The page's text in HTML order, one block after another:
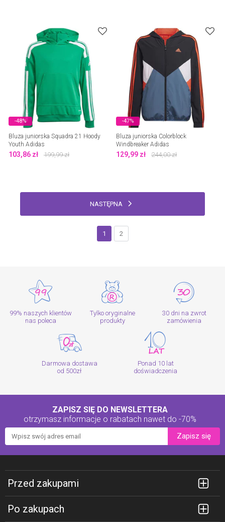
-48%
Bluza juniorska Squadra 21 Hoody
Youth Adidas
103,86 zł 199,99zł
-47%
Bluza juniorska Colorblock
Windbreaker Adidas
129,99 zł 244,00zł
1 2
NASTĘPNA
99% naszych klientów
nas poleca
Tylko oryginalne
produkty
30 dni na zwrot
zamówienia
Darmowa dostawa
od 500zł
Ponad 10 lat
doświadczenia
ZAPISZ SIĘ DO NEWSLETTERA
otrzymasz informacje o rabatach nawet do -70%
Zapisz się
Przed zakupami
Po zakupach